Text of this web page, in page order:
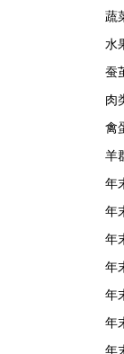
蔬
水
蚕
肉
禽
羊
年
年
年
年
年
年
年